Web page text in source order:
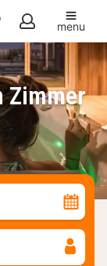
menu
Zimmer